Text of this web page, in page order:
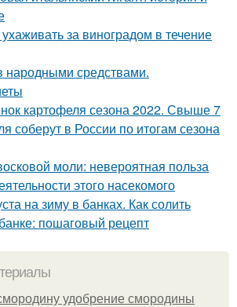
за виноградом в течение
народными средствами.
картофеля сезона 2022. Свыше 7
соберут в России по итогам сезона
моли: невероятная польза
этого насекомого
на зиму в банках. Как солить
пошаговый рецепт
удобрение смородины